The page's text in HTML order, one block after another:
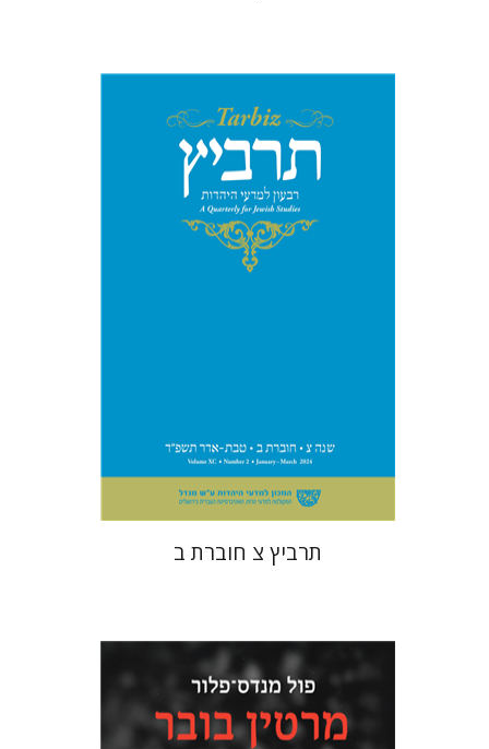
יהונתן גארב מיכאל סיגל
$29
$26
תרביץ צ חוברת ב
פול מנדס-פלור
מתן אורם